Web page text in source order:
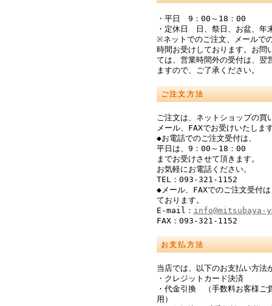
・平日 9：00～18：00
・定休日 日、祭日、お盆、年
※ネットでのご注文、メールで
時間お受けしております。お問
ては、営業時間外の受付は、翌
ますので、ご了承ください。
ご注文方法
ご注文は、ネットショップの買
メール、FAXでお受けいたしま
◆お電話でのご注文受付は、
平日は、9：00～18：00
までお受けさせて頂きます。
お気軽にお電話ください。
TEL：093-321-1152
◆メール、FAXでのご注文受付
ております。
E-mail： info@mitsubaya-
FAX：093-321-1152
お支払方法
当店では、以下のお支払い方法
・クレジットカード決済
・代金引換 （手数料お客様ご
用）